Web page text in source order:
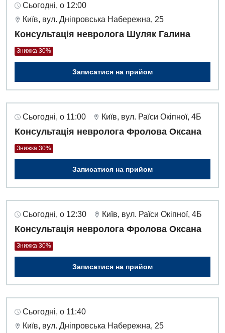
Вакансії
Заходи БПР
Діагностика
Сьогодні, о 12:00
Київ, вул. Дніпровська Набережна, 25
Консультація невролога Шуляк Галина
Знижка 30%
Записатися на прийом
Сьогодні, о 11:00 Київ, вул. Раїси Окіпної, 4Б
Консультація невролога Фролова Оксана
Знижка 30%
Записатися на прийом
Сьогодні, о 12:30 Київ, вул. Раїси Окіпної, 4Б
Консультація невролога Фролова Оксана
Знижка 30%
Записатися на прийом
Сьогодні, о 11:40
Київ, вул. Дніпровська Набережна, 25